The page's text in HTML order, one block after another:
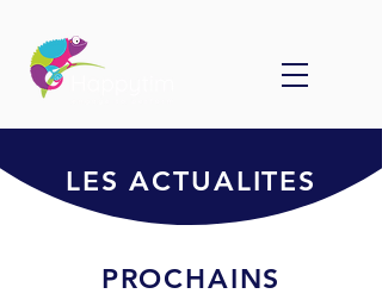
LES ACTUALITES
PROCHAINS